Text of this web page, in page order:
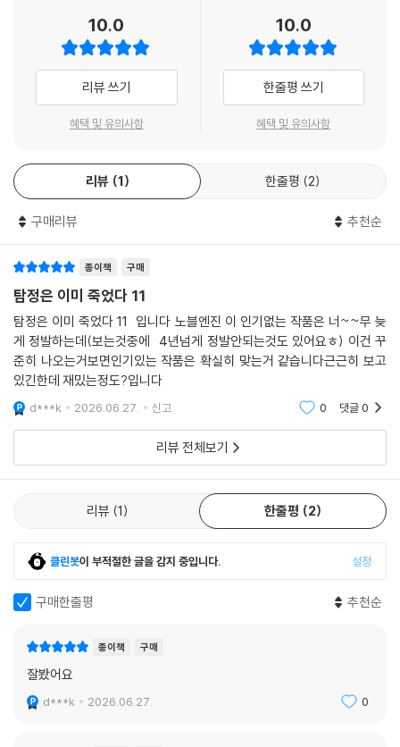
10.0
리뷰 쓰기
혜택 및 유의사항
10.0
한줄평 쓰기
혜택 및 유의사항
리뷰 1 한줄평 2
구매리뷰 추천순
종이책 구매
탐정은 이미 죽었다 11
탐정은 이미 죽었다 11 입니다 노블엔진 이 인기없는 작품은 너~~무 늦
게 정발하는데(보는것중에 4년넘게 정발안되는것도 있어요ㅎ) 이건 꾸
준히 나오는거보면인기있는 작품은 확실히 맞는거 같습니다근근히 보고
있긴한데 재밌는정도?입니다
d***k 2026.06.27. 신고 0 댓글0
리뷰 전체보기
리뷰 1 한줄평 2
클린봇이 부적절한 글을 감지 중입니다. 설정
구매한줄평 추천순
종이책 구매
잘봤어요
d***k 2026.06.27. 0